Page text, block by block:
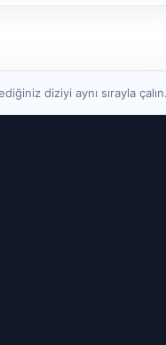
diziyi aynı sırayla